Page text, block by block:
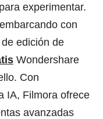
experimentar.
con
edición de
Wondershare
Con
IA, Filmora ofrece
avanzadas